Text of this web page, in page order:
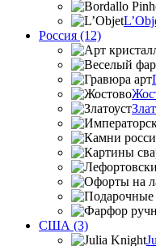
Россия (12)
США (3)